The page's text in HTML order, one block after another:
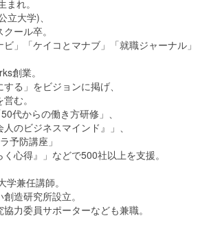
れ。
大学)、
ール卒。
」「ケイコとマナブ」「就職ジャーナル」
創業。
る」をビジョンに掲げ、
む。
代からの働き方研修」、
のビジネスマインド』」、
予防講座」
く心得』」などで500社以上を支援。
兼任講師。
造研究所設立。
力委員サポーターなども兼職。